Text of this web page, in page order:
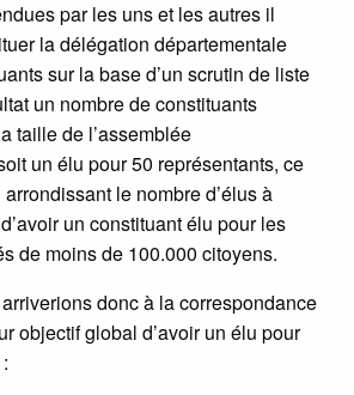
par les uns et les autres il
la délégation départementale
sur la base d’un scrutin de liste
un nombre de constituants
taille de l’assemblée
un élu pour 50 représentants, ce
le nombre d’élus à
un constituant élu pour les
de moins de 100.000 citoyens.
donc à la correspondance
objectif global d’avoir un élu pour